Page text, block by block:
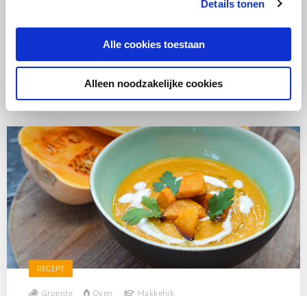
Details tonen
Alle cookies toestaan
Alleen noodzakelijke cookies
Kip Oven Makkelijk
pruimen, olijven en kappertjes
RECEPT
Groente Oven Makkelijk